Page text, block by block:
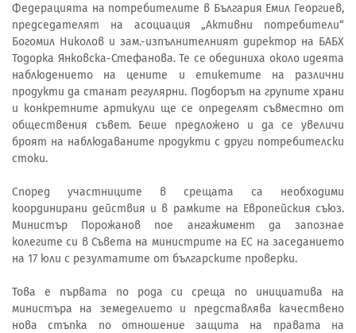
Федерацията на потребителите в България Емил Георгиев,
председателят на асоциация „Активни потребители“
Богомил Николов и зам.-изпълнителният директор на БАБХ
Тодорка Янковска-Стефанова. Те се обединиха около идеята
наблюдението на цените и етикетите на различни
продукти да станат регулярни. Подборът на групите храни
и конкретните артикули ще се определят съвместно от
обществения съвет. Беше предложено и да се увеличи
броят на наблюдаваните продукти с други потребителски
стоки.
Според участниците в срещата са необходими
координирани действия и в рамките на Европейския съюз.
Министър Порожанов пое ангажимент да запознае
колегите си в Съвета на министрите на ЕС на заседанието
на 17 юли с резултатите от българските проверки.
Това е първата по рода си среща по инициатива на
министъра на земеделието и представлява качествено
нова стъпка по отношение защита на правата на